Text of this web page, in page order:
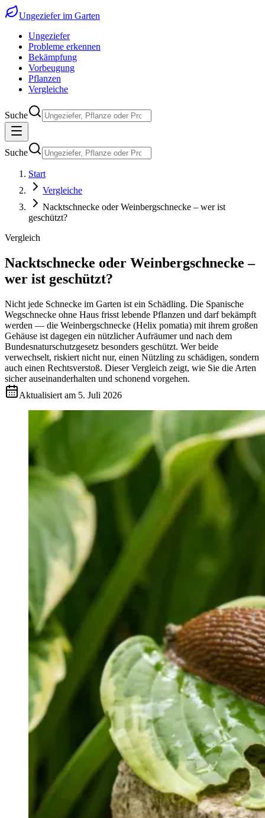
Ungeziefer im Garten
Ungeziefer
Probleme erkennen
Bekämpfung
Vorbeugung
Pflanzen
Vergleiche
Suche
Suche
Start
Vergleiche
Nacktschnecke oder Weinbergschnecke – wer ist
geschützt?
Vergleich
Nacktschnecke oder Weinbergschnecke –
wer ist geschützt?
Nicht jede Schnecke im Garten ist ein Schädling. Die Spanische
Wegschnecke ohne Haus frisst lebende Pflanzen und darf bekämpft
werden — die Weinbergschnecke (Helix pomatia) mit ihrem großen
Gehäuse ist dagegen ein nützlicher Aufräumer und nach dem
Bundesnaturschutzgesetz besonders geschützt. Wer beide
verwechselt, riskiert nicht nur, einen Nützling zu schädigen, sondern
auch einen Rechtsverstoß. Dieser Vergleich zeigt, wie Sie die Arten
sicher auseinanderhalten und schonend vorgehen.
Aktualisiert am 5. Juli 2026